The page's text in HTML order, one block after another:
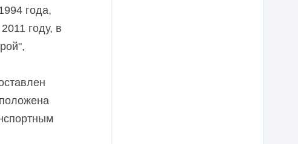
года,
году, в